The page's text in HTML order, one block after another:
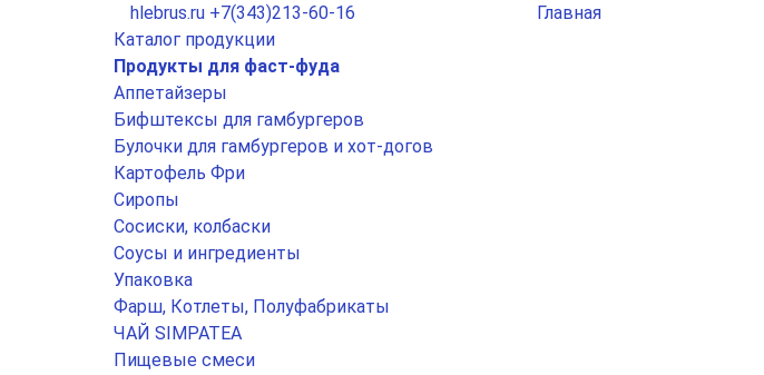
hlebrus.ru +7(343)213-60-16
Главная
Каталог продукции
Продукты для фаст-фуда
Аппетайзеры
Бифштексы для гамбургеров
Булочки для гамбургеров и хот-догов
Картофель Фри
Сиропы
Сосиски, колбаски
Соусы и ингредиенты
Упаковка
Фарш, Котлеты, Полуфабрикаты
ЧАЙ SIMPATEA
Пищевые смеси